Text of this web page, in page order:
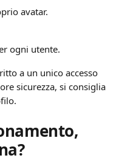
avatar.
ogni utente.
a un unico accesso
sicurezza, si consiglia